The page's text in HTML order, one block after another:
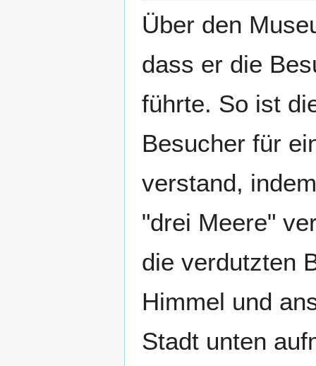
Über den
dass er die
führte. So ist
Besucher für
verstand,
"drei Meere"
die verdutzten
Himmel und
Stadt unten